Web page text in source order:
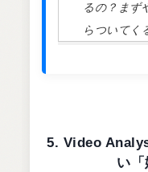
るの？まず
らついてく
5. Video
い「